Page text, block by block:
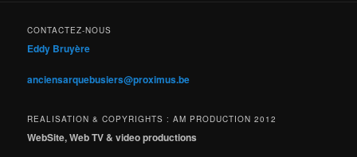
CONTACTEZ-NOUS
Eddy Bruyère
anciensarquebusiers@proximus.be
REALISATION & COPYRIGHTS : AM PRODUCTION 2012
WebSite, Web TV & video productions